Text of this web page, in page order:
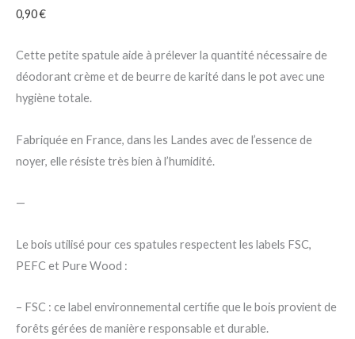
0,90€
Cette petite spatule aide à prélever la quantité nécessaire de
déodorant crème et de beurre de karité dans le pot avec une
hygiène totale.
Fabriquée en France, dans les Landes avec de l’essence de
noyer, elle résiste très bien à l’humidité.
—
Le bois utilisé pour ces spatules respectent les labels FSC,
PEFC et Pure Wood :
– FSC : ce label environnemental certifie que le bois provient de
forêts gérées de manière responsable et durable.